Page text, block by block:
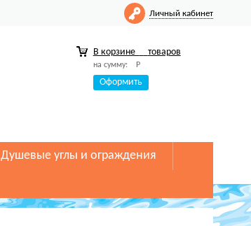
Личный кабинет
В корзине товаров
на сумму: Р
Оформить
Душевые углы и ограждения